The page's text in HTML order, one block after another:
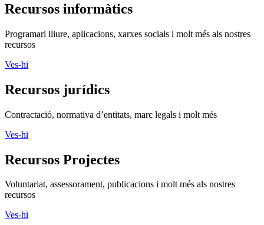
Recursos informàtics
Programari lliure, aplicacions, xarxes socials i molt més als nostres
recursos
Ves-hi
Recursos jurídics
Contractació, normativa d’entitats, marc legals i molt més
Ves-hi
Recursos Projectes
Voluntariat, assessorament, publicacions i molt més als nostres
recursos
Ves-hi